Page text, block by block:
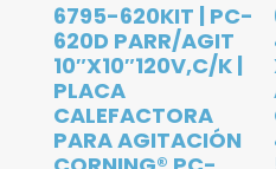
6795-620KIT | PC-
620D PARR/AGIT
10″X10″120V,C/K |
PLACA
CALEFACTORA
PARA AGITACIÓN